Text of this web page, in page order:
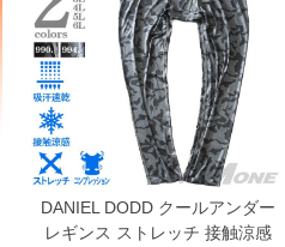
DANIEL DODD クールアンダー
レギンス ストレッチ 接触涼感